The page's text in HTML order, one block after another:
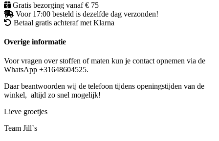
Gratis bezorging vanaf € 75
Voor 17:00 besteld is dezelfde dag verzonden!
Betaal gratis achteraf met Klarna
Overige informatie
Voor vragen over stoffen of maten kun je contact opnemen via de
WhatsApp +31648604525.
Daar beantwoorden wij de telefoon tijdens openingstijden van de
winkel, altijd zo snel mogelijk!
Lieve groetjes
Team Jill`s